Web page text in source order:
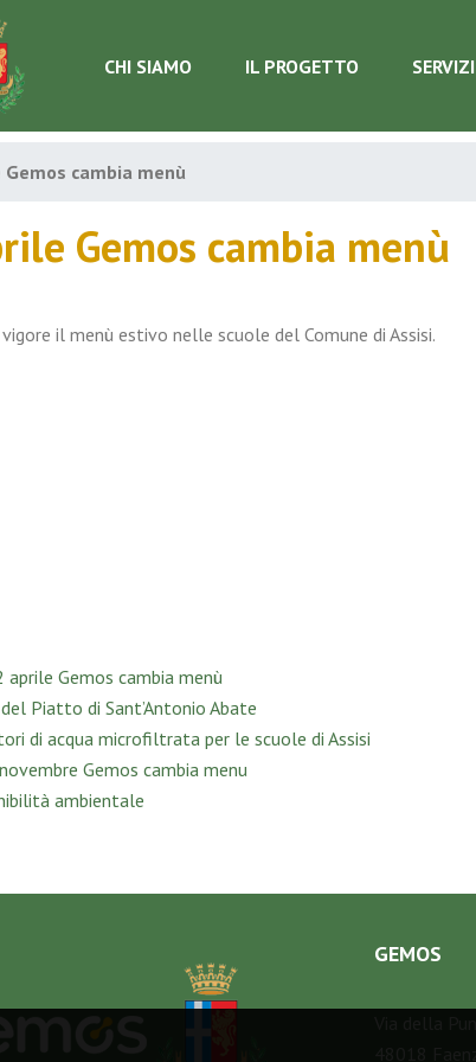
CHI SIAMO IL PROGETTO SERVIZI
cambia menù
Gemos cambia menù
il menù estivo nelle scuole del Comune di Assisi.
aprile Gemos cambia menù
Piatto di Sant’Antonio Abate
di acqua microfiltrata per le scuole di Assisi
Gemos cambia menu
ambientale
GEMOS